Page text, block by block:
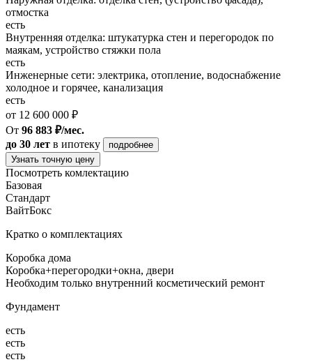
отмостка
есть
Внутренняя отделка: штукатурка стен и перегородок по
маякам, устройство стяжки пола
есть
Инженерные сети: электрика, отопление, водоснабжение
холодное и горячее, канализация
есть
от 12 600 000 ₽
От 96 883 ₽/мес.
до 30 лет в ипотеку
подробнее
Узнать точную цену
Посмотреть комлектацию
Базовая
Стандарт
ВайтБокс
Кратко о комплектациях
Коробка дома
Коробка+перегородки+окна, двери
Необходим только внутренний косметический ремонт
Фундамент
есть
есть
есть